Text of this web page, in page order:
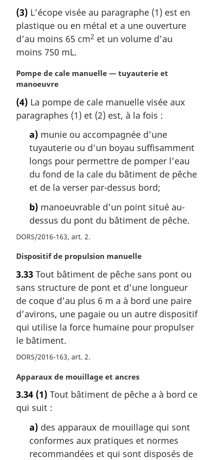
i
n
a
e
:
t
e
m
a
g
i
a
l
e
(3) L’écope visée au paragraphe (1) est en
plastique ou en métal et a une ouverture
d’au moins 65 cm2 et un volume d’au
moins 750 mL.
N
o
e
m
Pompe de cale manuelle — tuyauterie et
manoeuvre
(4) La pompe de cale manuelle visée aux
paragraphes (1) et (2) est, à la fois :
a) munie ou accompagnée d’une
tuyauterie ou d’un boyau suffisamment
longs pour permettre de pomper l’eau
du fond de la cale du bâtiment de pêche
et de la verser par-dessus bord;
b) manoeuvrable d’un point situé au-
dessus du pont du bâtiment de pêche.
DORS/2016-163, art. 2
N
t
e
m
a
g
i
n
l
:
Dispositif de propulsion manuelle
3.33 Tout bâtiment de pêche sans pont ou
sans structure de pont et d’une longueur
de coque d’au plus 6 m a à bord une paire
d’avirons, une pagaie ou un autre dispositif
qui utilise la force humaine pour propulser
le bâtiment.
DORS/2016-163, art. 2
N
t
e
Apparaux de mouillage et ancres
3.34 (1) Tout bâtiment de pêche a à bord ce
qui suit :
a) des apparaux de mouillage qui sont
conformes aux pratiques et normes
recommandées et qui sont disposés de